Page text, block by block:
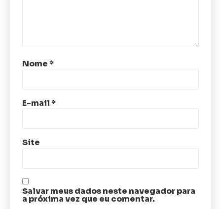
Nome*
E-mail*
Site
Salvar meus dados neste navegador para
a próxima vez que eu comentar.